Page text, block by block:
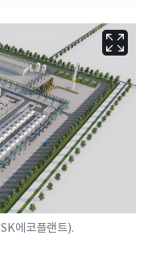
에코플랜트).